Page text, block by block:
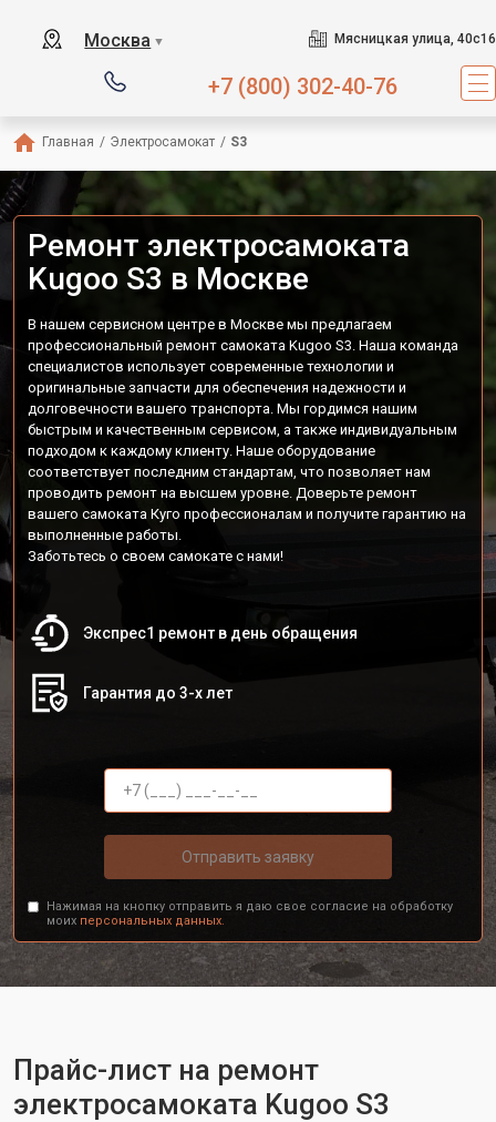
Москва ▼ Мясницкая улица, 40с16
+7 (800) 302-40-76
Главная / Электросамокат / S3
Ремонт электросамоката
Kugoo S3 в Москве
В нашем сервисном центре в Москве мы предлагаем
профессиональный ремонт самоката Kugoo S3. Наша команда
специалистов использует современные технологии и
оригинальные запчасти для обеспечения надежности и
долговечности вашего транспорта. Мы гордимся нашим
быстрым и качественным сервисом, а также индивидуальным
подходом к каждому клиенту. Наше оборудование
соответствует последним стандартам, что позволяет нам
проводить ремонт на высшем уровне. Доверьте ремонт
вашего самоката Куго профессионалам и получите гарантию на
выполненные работы.
Заботьтесь о своем самокате с нами!
Экспрес1 ремонт в день обращения
Гарантия до 3-х лет
Отправить заявку
Нажимая на кнопку отправить я даю свое согласие на обработку
моих персональных данных.
Прайс-лист на ремонт
электросамоката Kugoo S3